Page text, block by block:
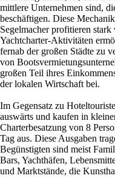
mittlere Unternehmen sind,
beschäftigen. Diese
Segelmacher profitieren
Yachtcharter-Aktivitäten
fernab der großen Städte zu
von
großen Teil ihres
der lokalen Wirtschaft bei.
Im Gegensatz zu
auswärts und kaufen in
Charterbesatzung von 8
Tag aus. Diese Ausgaben
Begünstigten sind meist
Bars, Yachthäfen,
und Marktstände, die